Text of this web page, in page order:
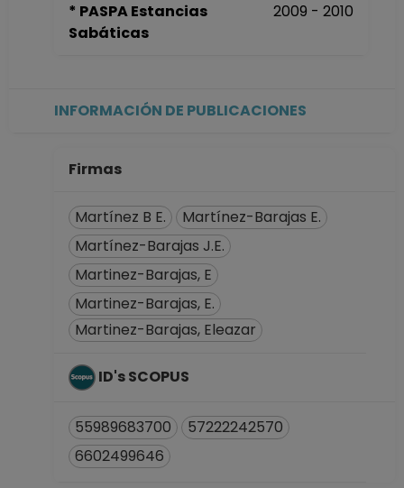
Desde 16-05-2008
ASOCIADO C TC No
Definitivo
(fecha inicial de
registros en el SIIA)
hasta 15-05-2008
* PASPA Estancias
Sabáticas
2009 - 2010
INFORMACIÓN DE PUBLICACIONES
Firmas
Martínez B E.
Martínez-Barajas E.
Martínez-Barajas J.E.
Martinez-Barajas, E
Martinez-Barajas, E.
Martinez-Barajas, Eleazar
ID's SCOPUS
55989683700
57222242570
6602499646